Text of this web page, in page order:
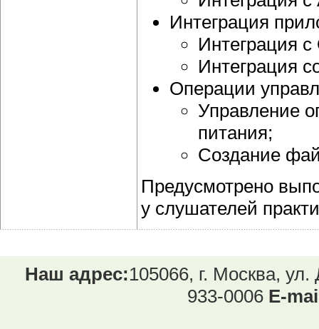
Интеграция
Интеграция с
Интеграция
Операции
Управление
питания;
Создание
Предусмотрено
у слушателей
Наш адрес:105066, г. Москва,
933-0006 E-